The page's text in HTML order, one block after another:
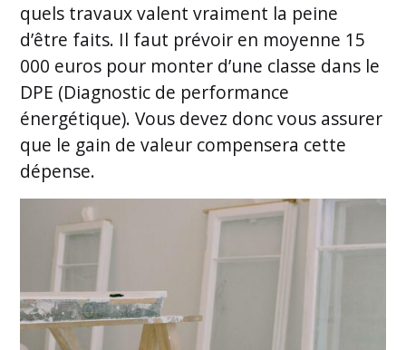
quels travaux valent vraiment la peine
d’être faits. Il faut prévoir en moyenne 15
000 euros pour monter d’une classe dans le
DPE (Diagnostic de performance
énergétique). Vous devez donc vous assurer
que le gain de valeur compensera cette
dépense.